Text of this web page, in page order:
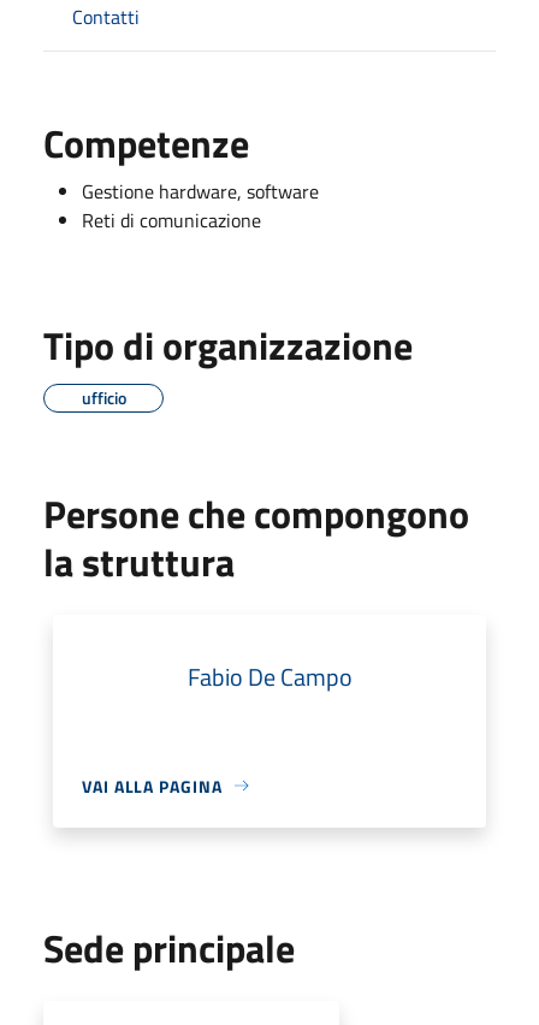
Contatti
Competenze
Gestione hardware, software
Reti di comunicazione
Tipo di organizzazione
ufficio
Persone che compongono
la struttura
Fabio De Campo
VAI ALLA PAGINA
Sede principale